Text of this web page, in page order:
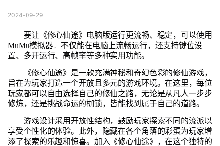
2024-09-29
要让《修心仙途》电脑版运行更流畅、稳定，可以使用
MuMu模拟器，不仅能在电脑上流畅运行，还支持键位设
置、多开运行、高帧率等多种实用功能。
《修心仙途》是一款充满神秘和奇幻色彩的修仙游戏，
旨在为玩家打造一个开放且多元的游戏环境。在这里，每位
玩家都可以自由选择自己的修仙之路，无论是从凡人一步步
修炼，还是挑战命运的枷锁，皆能找到属于自己的道路。
游戏设计采用开放性结构，鼓励玩家探索不同的流派以
享受个性化的体验。此外，隐藏在各个角落的彩蛋为玩家增
添了探索的乐趣和惊喜。加入《修心仙途》，在这个独特的